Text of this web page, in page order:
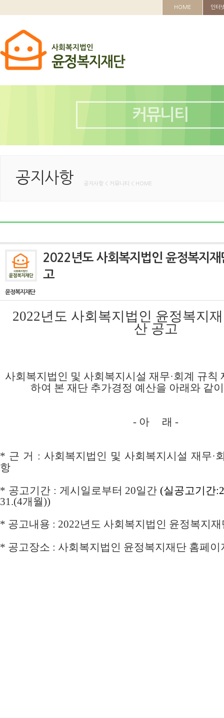
HOME 인터
커뮤니티
공지사항 공지사항 < 커뮤니티 < HOME
2022년도 사회복지법인 윤정복지재
고
윤정복지재단
2022년도 사회복지법인 윤정복지
산공고
사회복지법인 및 사회복지시설 재무·회계 규칙
하여 본 재단 추가경정 예산을 아래와 같
- 아 래 -
* 근 거 : 사회복지법인 및 사회복지시설 재무·
항
* 공고기간 : 게시일로부터 20일간 (실공고기간
31.(4개월))
* 공고내용 : 2022년도 사회복지법인 윤정복지
* 공고장소 : 사회복지법인 윤정복지재단 홈페이